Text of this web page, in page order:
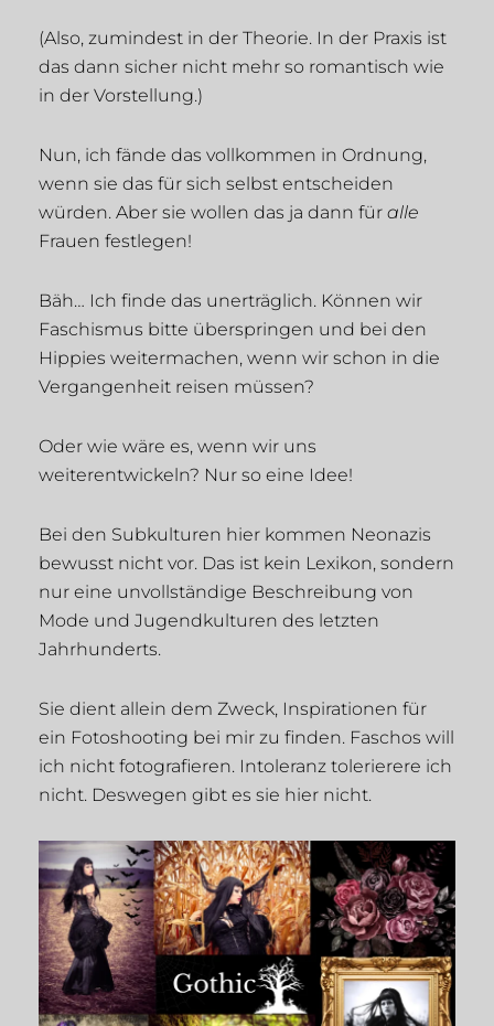
(Also, zumindest in der Theorie. In der Praxis ist
das dann sicher nicht mehr so romantisch wie
in der Vorstellung.)
Nun, ich fände das vollkommen in Ordnung,
wenn sie das für sich selbst entscheiden
würden. Aber sie wollen das ja dann für alle
Frauen festlegen!
Bäh… Ich finde das unerträglich. Können wir
Faschismus bitte überspringen und bei den
Hippies weitermachen, wenn wir schon in die
Vergangenheit reisen müssen?
Oder wie wäre es, wenn wir uns
weiterentwickeln? Nur so eine Idee!
Bei den Subkulturen hier kommen Neonazis
bewusst nicht vor. Das ist kein Lexikon, sondern
nur eine unvollständige Beschreibung von
Mode und Jugendkulturen des letzten
Jahrhunderts.
Sie dient allein dem Zweck, Inspirationen für
ein Fotoshooting bei mir zu finden. Faschos will
ich nicht fotografieren. Intoleranz tolerierere ich
nicht. Deswegen gibt es sie hier nicht.